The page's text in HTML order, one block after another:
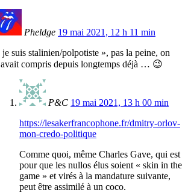
Pheldge 19 mai 2021, 12 h 11 min
je suis stalinien/polpotiste », pas la peine, on
compris depuis longtemps déjà … 😉
P&C 19 mai 2021, 13 h 00 min
https://lesakerfrancophone.fr/dmitry-orlov-
mon-credo-politique
Comme quoi, même Charles Gave, qui est
pour que les nullos élus soient « skin in the
game » et virés à la mandature suivante,
peut être assimilé à un coco.